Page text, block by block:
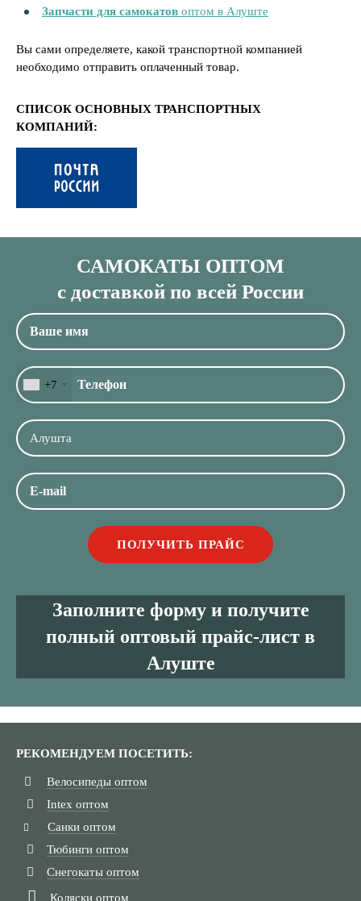
Запчасти для самокатов оптом в Алуште
Вы сами определяете, какой транспортной компанией
необходимо отправить оплаченный товар.
СПИСОК ОСНОВНЫХ ТРАНСПОРТНЫХ
КОМПАНИЙ:
САМОКАТЫ ОПТОМ
с доставкой по всей России
+7
Заполните форму и получите
полный оптовый прайс-лист в
Алуште
РЕКОМЕНДУЕМ ПОСЕТИТЬ:
Велосипеды оптом
Intex оптом
Санки оптом
Тюбинги оптом
Снегокаты оптом
Коляски оптом